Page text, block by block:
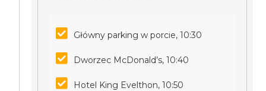
Główny parking w porcie, 10:30
Dworzec McDonald’s, 10:40
Hotel King Evelthon, 10:50